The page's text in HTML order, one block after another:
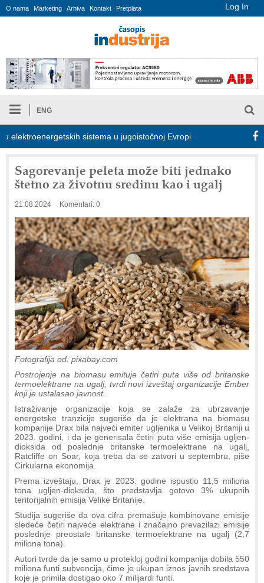
Log In
O nama Marketing Arhiva Kontakt Pretplata
ENG
sistema u jugoistočnoj Evropi
Sagorevanje peleta može biti jednako
štetno za životnu sredinu kao i ugalj
21.08.2024 Komentari: 0
Fotografija od: pixabay.com
Postrojenje na biomasu emituje četiri puta više od britanske
termoelektrane na ugalj, tvrdi novi izveštaj organizacije Ember
koji je ustalasao javnost.
Istraživanje organizacije koja se zalaže za ubrzavanje
energetske tranzicije sugeriše da je elektrana na biomasu
kompanije Drax bila najveći emiter ugljenika u Velikoj Britaniji u
2023. godini, i da je generisala četiri puta više emisija ugljen-
dioksida od poslednje britanske termoelektrane na ugalj,
Ratcliffe on Soar, koja treba da se zatvori u septembru, piše
Cirkularna ekonomija.
Prema izveštaju, Drax je 2023. godine ispustio 11,5 miliona
tona ugljen-dioksida, što predstavlja gotovo 3% ukupnih
teritorijalnih emisija Velike Britanije.
Studija sugeriše da ova cifra premašuje kombinovane emisije
sledeće četiri najveće elektrane i značajno prevazilazi emisije
poslednje preostale britanske termoelektrane na ugalj (2,7
miliona tona).
Autori tvrde da je samo u protekloj godini kompanija dobila 550
miliona funti subvencija, čime je ukupan iznos javnih sredstava
koje je primila dostigao oko 7 milijardi funti.